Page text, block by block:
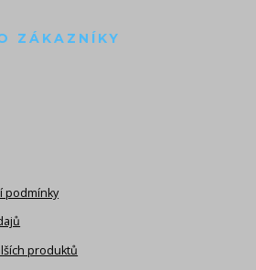
ZÁKAZNÍKY
podmínky
produktů